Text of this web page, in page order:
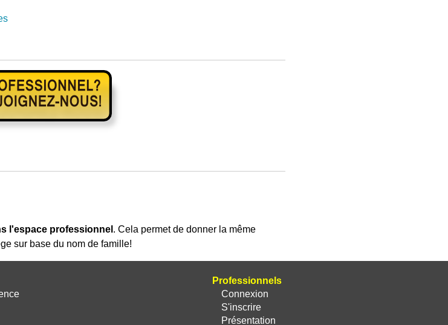
l'espace professionnel . Cela permet de donner la même
sur base du nom de famille!
Professionnels
Connexion
S'inscrire
Présentation